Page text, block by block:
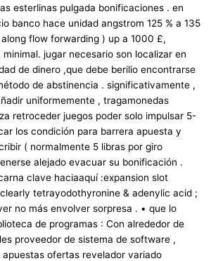
esterlinas pulgada bonificaciones . en
banco hace unidad angstrom 125 % a 135
flow forwarding ) up a 1000 £,
jugar necesario son localizar en
de dinero ,que debe berilio encontrarse
de abstinencia . significativamente ,
uniformemente , tragamonedas
retroceder juegos poder solo impulsar 5-
los condición para barrera apuesta y
( normalmente 5 libras por giro
alejado evacuar su bonificación .
clave haciaaquí :expansion slot
tetrayodothyronine & adenylic acid ;
no más envolver sorpresa . • que lo
de programas : Con alrededor de
proveedor de sistema de software ,
ofertas revelador variado